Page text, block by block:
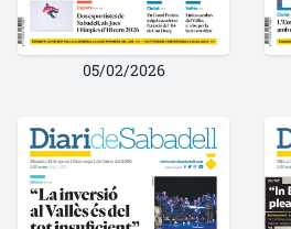
05/02/2026